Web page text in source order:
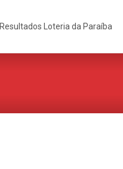
Resultados Loteria da Paraíba